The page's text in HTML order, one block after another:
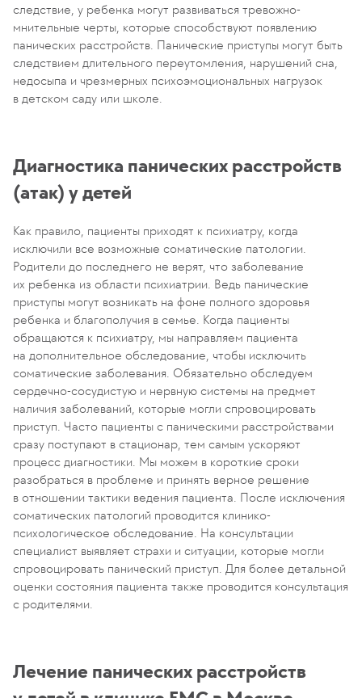
следствие, у ребенка могут развиваться тревожно-
мнительные черты, которые способствуют появлению
панических расстройств. Панические приступы могут быть
следствием длительного переутомления, нарушений сна,
недосыпа и чрезмерных психоэмоциональных нагрузок
в детском саду или школе.
Диагностика панических расстройств
(атак) у детей
Как правило, пациенты приходят к психиатру, когда
исключили все возможные соматические патологии.
Родители до последнего не верят, что заболевание
их ребенка из области психиатрии. Ведь панические
приступы могут возникать на фоне полного здоровья
ребенка и благополучия в семье. Когда пациенты
обращаются к психиатру, мы направляем пациента
на дополнительное обследование, чтобы исключить
соматические заболевания. Обязательно обследуем
сердечно-сосудистую и нервную системы на предмет
наличия заболеваний, которые могли спровоцировать
приступ. Часто пациенты с паническими расстройствами
сразу поступают в стационар, тем самым ускоряют
процесс диагностики. Мы можем в короткие сроки
разобраться в проблеме и принять верное решение
в отношении тактики ведения пациента. После исключения
соматических патологий проводится клинико-
психологическое обследование. На консультации
специалист выявляет страхи и ситуации, которые могли
спровоцировать панический приступ. Для более детальной
оценки состояния пациента также проводится консультация
с родителями.
Лечение панических расстройств